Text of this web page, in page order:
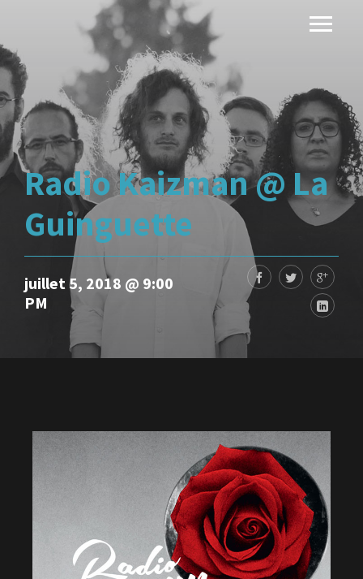
Radio Kaizman @ La
Guinguette
juillet 5, 2018 @ 9:00
PM